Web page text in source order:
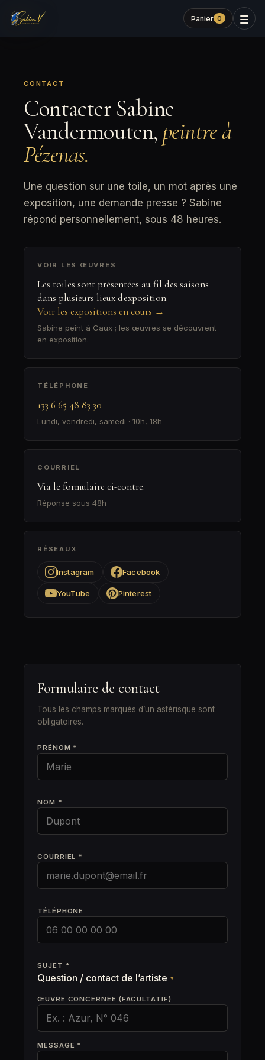
Panier 0
CONTACT
Contacter Sabine
Vandermouten, peintre à
Pézenas.
Une question sur une toile, un mot après une
exposition, une demande presse ? Sabine
répond personnellement, sous 48 heures.
VOIR LES ŒUVRES
Les toiles sont présentées au fil des saisons
dans plusieurs lieux d'exposition.
Voir les expositions en cours →
Sabine peint à Caux ; les œuvres se découvrent
en exposition.
TÉLÉPHONE
+33 6 65 48 83 30
Lundi, vendredi, samedi · 10h, 18h
COURRIEL
Via le formulaire ci-contre.
Réponse sous 48h
RÉSEAUX
Instagram Facebook
YouTube Pinterest
Formulaire de contact
Tous les champs marqués d’un astérisque sont
obligatoires.
PRÉNOM *
NOM *
COURRIEL *
TÉLÉPHONE
SUJET *
Question / contact de l’artiste ▾
ŒUVRE CONCERNÉE (FACULTATIF)
MESSAGE *